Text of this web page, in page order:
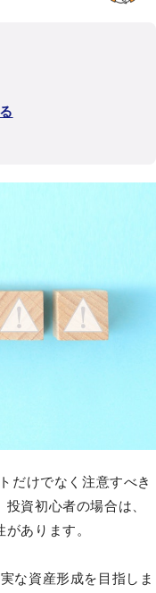
だけでなく注意すべき
資初心者の場合は、
あります。
な資産形成を目指しま